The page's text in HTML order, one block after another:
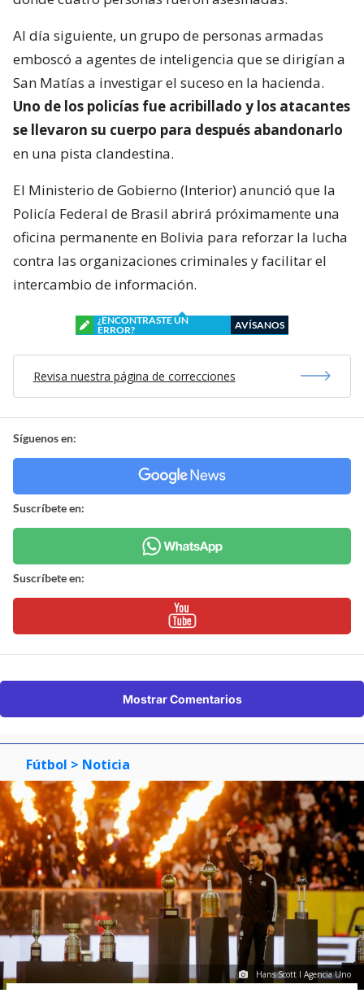
Al día siguiente, un grupo de personas armadas
emboscó a agentes de inteligencia que se dirigían a
San Matías a investigar el suceso en la hacienda.
Uno de los policías fue acribillado y los atacantes
se llevaron su cuerpo para después abandonarlo
en una pista clandestina.
El Ministerio de Gobierno (Interior) anunció que la
Policía Federal de Brasil abrirá próximamente una
oficina permanente en Bolivia para reforzar la lucha
contra las organizaciones criminales y facilitar el
intercambio de información.
¿ENCONTRASTE UN
ERROR?
AVÍSANOS
Revisa nuestra página de correcciones
Síguenos en:
Suscríbete en:
Suscríbete en:
Mostrar Comentarios
Fútbol > Noticia
Hans Scott I Agencia Uno